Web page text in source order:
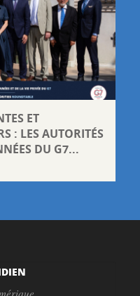
ET
: LES AUTORITÉS
DU G7...